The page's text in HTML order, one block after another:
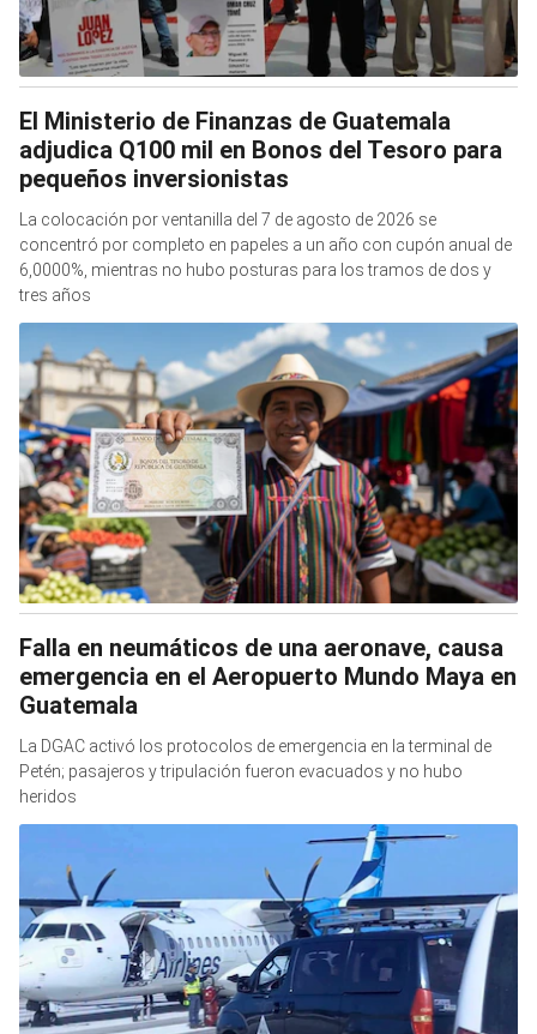
El Ministerio de Finanzas de Guatemala
adjudica Q100 mil en Bonos del Tesoro para
pequeños inversionistas
La colocación por ventanilla del 7 de agosto de 2026 se
concentró por completo en papeles a un año con cupón anual de
6,0000%, mientras no hubo posturas para los tramos de dos y
tres años
Falla en neumáticos de una aeronave, causa
emergencia en el Aeropuerto Mundo Maya en
Guatemala
La DGAC activó los protocolos de emergencia en la terminal de
Petén; pasajeros y tripulación fueron evacuados y no hubo
heridos